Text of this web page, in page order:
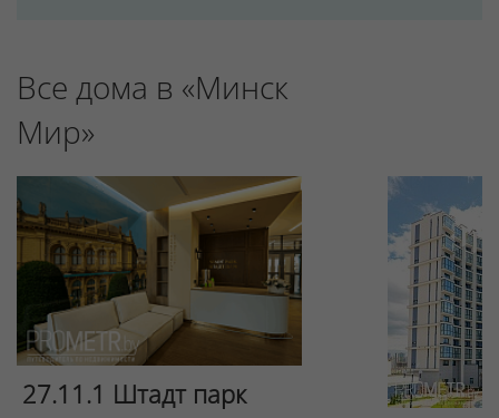
Все дома в «Минск
Мир»
27.11.1 Штадт парк